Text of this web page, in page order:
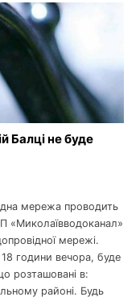
Балці не буде
мережа проводить
«Миколаївводоканал»
мережі.
години вечора, буде
розташовані в:
районі. Будь